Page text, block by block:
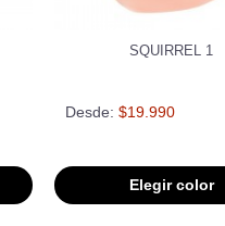
SQUIRREL 1
Desde: $19.990
Elegir color